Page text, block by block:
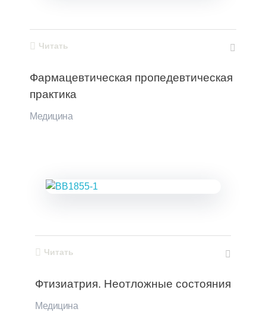
Фармацевтическая пропедевтическая
практика
Медицина
Читать
Фтизиатрия. Неотложные состояния
Медицина
Читать